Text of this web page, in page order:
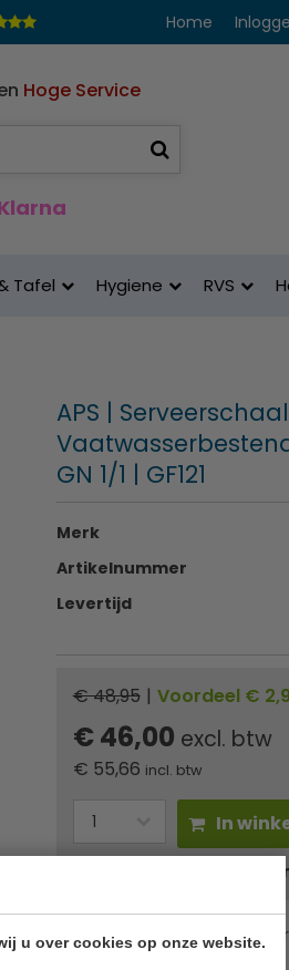
u over cookies op onze website.
Home
Hoge Service
Tafel Hygiene RVS
APS |
GN 1/1 | GF121
Merk
Artikelnummer
Levertijd
€ 48,95 | Voordeel €
€ 46,00 excl. btw
€ 55,66 incl. btw
In
in 3
✔ Gratis verzending* ✔ 24